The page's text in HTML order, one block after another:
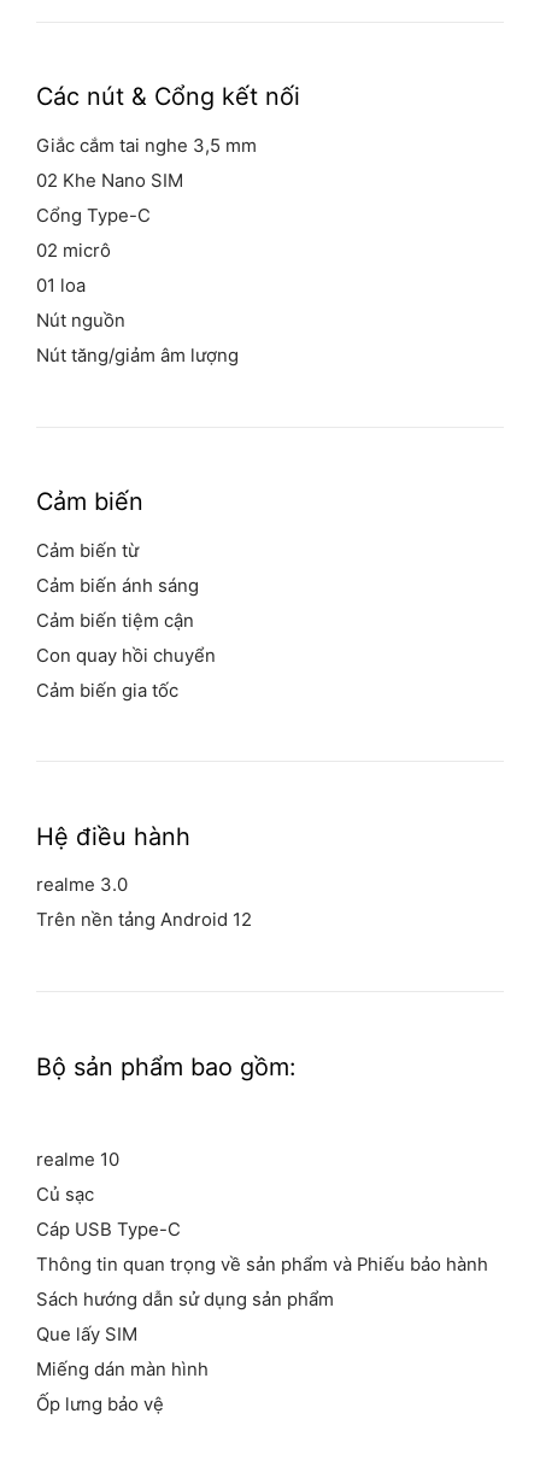
Các nút & Cổng kết nối
Giắc cắm tai nghe 3,5 mm
02 Khe Nano SIM
Cổng Type-C
02 micrô
01 loa
Nút nguồn
Nút tăng/giảm âm lượng
Cảm biến
Cảm biến từ
Cảm biến ánh sáng
Cảm biến tiệm cận
Con quay hồi chuyển
Cảm biến gia tốc
Hệ điều hành
realme 3.0
Trên nền tảng Android 12
Bộ sản phẩm bao gồm:
realme 10
Củ sạc
Cáp USB Type-C
Thông tin quan trọng về sản phẩm và Phiếu bảo hành
Sách hướng dẫn sử dụng sản phẩm
Que lấy SIM
Miếng dán màn hình
Ốp lưng bảo vệ